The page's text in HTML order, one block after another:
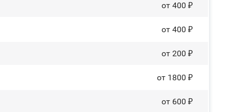
от 400 ₽
от 400 ₽
от 200 ₽
от 1800 ₽
от 600 ₽